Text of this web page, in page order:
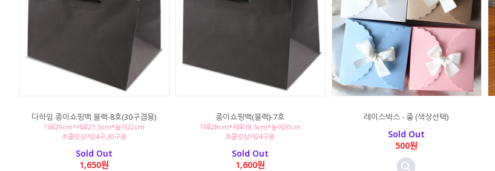
다하임 종이쇼핑백 블랙-8호(30구겸용)
가로29cm*세로21.5cm*높이22cm
초콜릿상자24구,30구용
Sold Out
1,650원
종이쇼핑백(블랙)-7호
가로28cm*세로18.5cm*높이20cm
초콜릿상자24구용
Sold Out
1,600원
레이스박스 - 중 (색상선택)
Sold Out
500원